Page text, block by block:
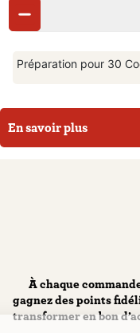
Préparation pour 30
En savoir plus
À chaque
gagnez des points
transformer en bon